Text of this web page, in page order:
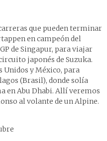
que pueden terminar
en campeón del
de Singapur, para viajar
japonés de Suzuka.
Unidos y México, para
(Brasil), donde solía
en Abu Dhabi. Allí veremos
al volante de un Alpine.